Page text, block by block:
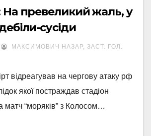
На превеликий жаль, у
сусіди
МАКСИМОВИЧ НАЗАР, ЗАСТ. ГОЛ.
відреагував на чергову атаку рф
якої постраждав стадіон
матч “моряків” з Колосом…